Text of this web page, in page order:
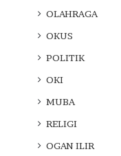
OLAHRAGA
OKUS
POLITIK
OKI
MUBA
RELIGI
OGAN ILIR